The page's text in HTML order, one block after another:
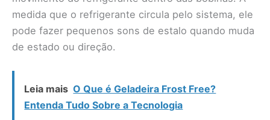
medida que o refrigerante circula pelo sistema, ele
pode fazer pequenos sons de estalo quando muda
de estado ou direção.
Leia mais O Que é Geladeira Frost Free?
Entenda Tudo Sobre a Tecnologia